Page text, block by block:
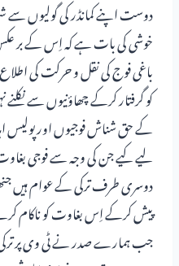
دوست اپنے کمانڈر کی گولیوں
خوشی کی بات ہے کہ اِس کے بر
باغی فوج کی نقل و حرکت کی
کو گرفتار کرکے چھاؤنیوں سے
کے حق شناش فوجیوں اور پولیس
لیے کیے جن کی وجہ سے فوجی بغاوت
دوسری طرف ترکی کے عوام ہیں
پیش کرکے اِس بغاوت کو ناکام
جب ہمارے صدر نے ٹی وی پر